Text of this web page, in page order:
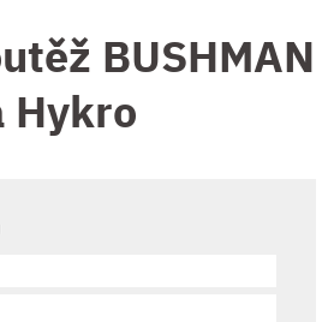
BUSHMAN
Hykro